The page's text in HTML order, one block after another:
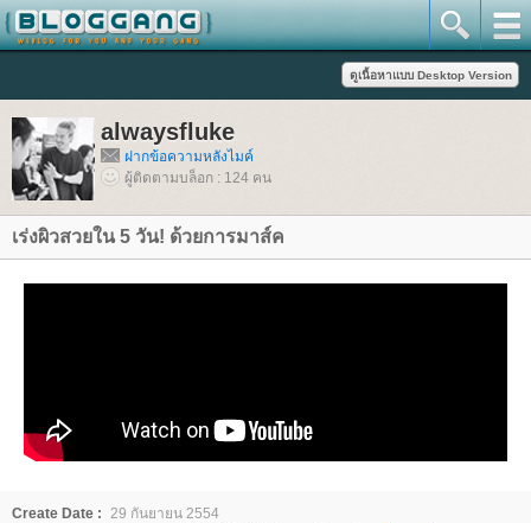
alwaysfluke
ฝากข้อความหลังไมค์
ผู้ติดตามบล็อก : 124 คน
เร่งผิวสวยใน 5 วัน! ด้วยการมาส์ค
Create Date : 29 กันยายน 2554